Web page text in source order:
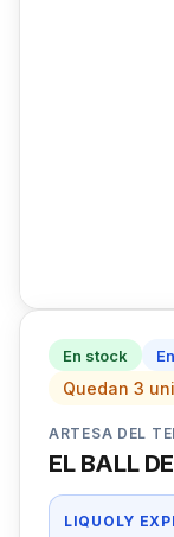
En stock
Quedan 3
ARTESA DEL
EL BALL
LIQUOLY